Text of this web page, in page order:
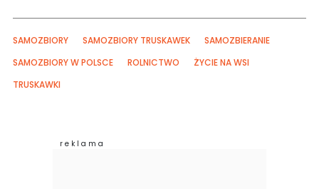
SAMOZBIORY SAMOZBIORY TRUSKAWEK
SAMOZBIERANIE
SAMOZBIORY W POLSCE
ROLNICTWO
ŻYCIE NA WSI
TRUSKAWKI